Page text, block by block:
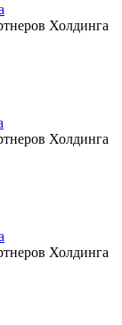
Холдинга
Холдинга
Холдинга